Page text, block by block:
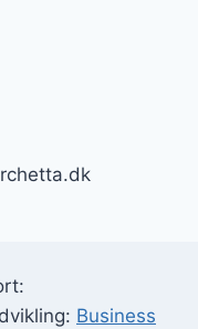
Business